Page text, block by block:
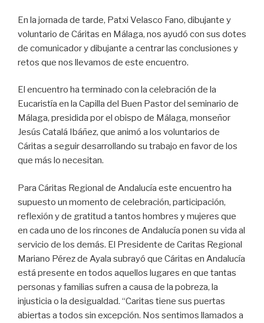
En la jornada de tarde, Patxi Velasco Fano, dibujante y
voluntario de Cáritas en Málaga, nos ayudó con sus dotes
de comunicador y dibujante a centrar las conclusiones y
retos que nos llevamos de este encuentro.
El encuentro ha terminado con la celebración de la
Eucaristía en la Capilla del Buen Pastor del seminario de
Málaga, presidida por el obispo de Málaga, monseñor
Jesús Catalá Ibáñez, que animó a los voluntarios de
Cáritas a seguir desarrollando su trabajo en favor de los
que más lo necesitan.
Para Cáritas Regional de Andalucía este encuentro ha
supuesto un momento de celebración, participación,
reflexión y de gratitud a tantos hombres y mujeres que
en cada uno de los rincones de Andalucía ponen su vida al
servicio de los demás. El Presidente de Caritas Regional
Mariano Pérez de Ayala subrayó que Cáritas en Andalucía
está presente en todos aquellos lugares en que tantas
personas y familias sufren a causa de la pobreza, la
injusticia o la desigualdad. “Caritas tiene sus puertas
abiertas a todos sin excepción. Nos sentimos llamados a